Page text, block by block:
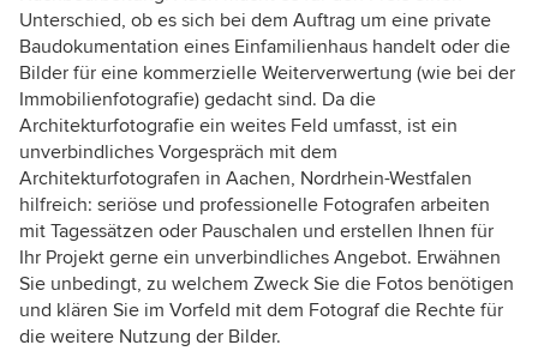
Unterschied, ob es sich bei dem Auftrag um eine private
Baudokumentation eines Einfamilienhaus handelt oder die
Bilder für eine kommerzielle Weiterverwertung (wie bei der
Immobilienfotografie) gedacht sind. Da die
Architekturfotografie ein weites Feld umfasst, ist ein
unverbindliches Vorgespräch mit dem
Architekturfotografen in Aachen, Nordrhein-Westfalen
hilfreich: seriöse und professionelle Fotografen arbeiten
mit Tagessätzen oder Pauschalen und erstellen Ihnen für
Ihr Projekt gerne ein unverbindliches Angebot. Erwähnen
Sie unbedingt, zu welchem Zweck Sie die Fotos benötigen
und klären Sie im Vorfeld mit dem Fotograf die Rechte für
die weitere Nutzung der Bilder.